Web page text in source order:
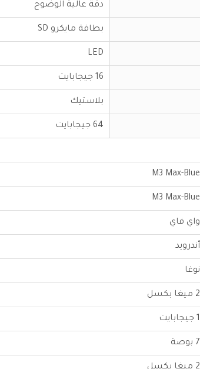
دقة عالية الوضوح
بطاقة مايكرو SD
LED
16 جيجابايت
بلاستيك
64 جيجابايت
M3 Max-Blue
M3 Max-Blue
واي فاي
أندرويد
نوغا
2 ميغا بكسل
1 جيجابايت
7 بوصة